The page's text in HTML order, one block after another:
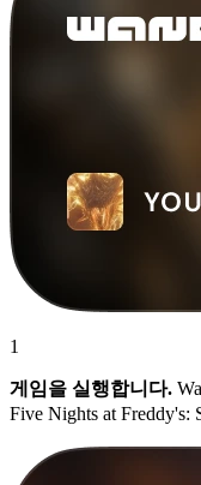
1
게임을 실행합니다.
Five Nights at